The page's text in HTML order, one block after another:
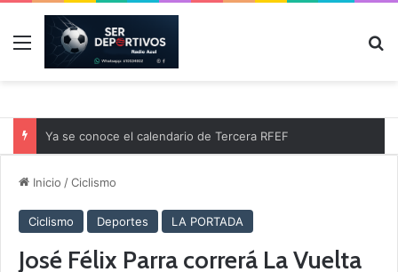
Menú
Ya se conoce el calendario de Tercera RFEF
Inicio /Ciclismo
Ciclismo Deportes LA PORTADA
José Félix Parra correrá La Vuelta